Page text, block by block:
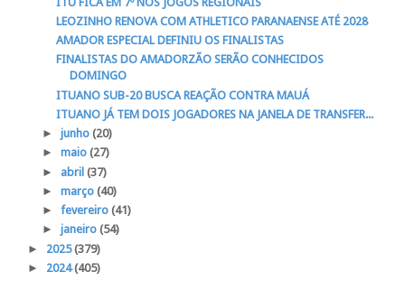
LEOZINHO RENOVA COM ATHLETICO PARANAENSE ATÉ 2028
AMADOR ESPECIAL DEFINIU OS FINALISTAS
FINALISTAS DO AMADORZÃO SERÃO CONHECIDOS
DOMINGO
ITUANO SUB-20 BUSCA REAÇÃO CONTRA MAUÁ
ITUANO JÁ TEM DOIS JOGADORES NA JANELA DE TRANSFER...
► junho (20)
► maio (27)
► abril (37)
► março (40)
► fevereiro (41)
► janeiro (54)
► 2025(379)
► 2024(405)